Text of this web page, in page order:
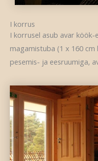
I korrus
I korrusel asub avar
magamistuba (1 x 160 cm
pesemis- ja eesruumiga,